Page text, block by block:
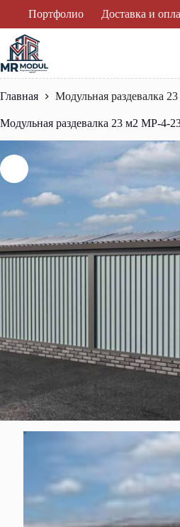
сути
Портфолио Доставка и
Главная Модульная раздевалка
Модульная раздевалка 23 м2 МР-4-